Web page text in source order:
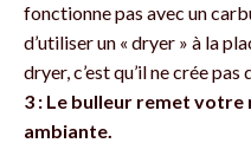
fonctionne pas avec un
d’utiliser un « dryer » à la
dryer, c’est qu’il ne crée
3 : Le bulleur remet
ambiante.